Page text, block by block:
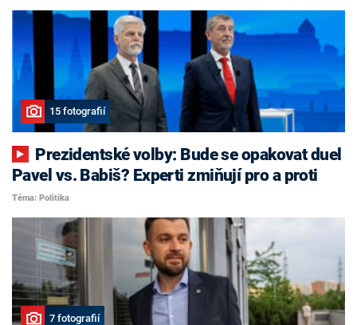
15 fotografií
Pavel vs. Babiš? Experti zmiňují pro a proti
Téma: Politika
7 fotografií